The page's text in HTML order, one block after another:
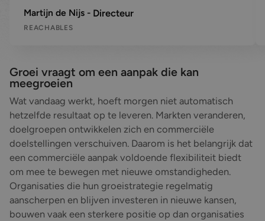
Martijn de Nijs Directeur
REACHABLES
Groei vraagt om een aanpak die kan
meegroeien
Wat vandaag werkt, hoeft morgen niet automatisch
hetzelfde resultaat op te leveren. Markten veranderen,
doelgroepen ontwikkelen zich en commerciële
doelstellingen verschuiven. Daarom is het belangrijk dat
een commerciële aanpak voldoende flexibiliteit biedt
om mee te bewegen met nieuwe omstandigheden.
Organisaties die hun groeistrategie regelmatig
aanscherpen en blijven investeren in nieuwe kansen,
bouwen vaak een sterkere positie op dan organisaties